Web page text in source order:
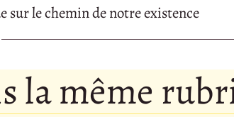
sur le chemin de notre existence
la même